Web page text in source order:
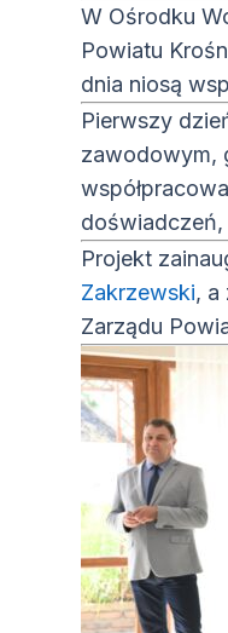
W Ośrodku
Powiatu
dnia niosą
Pierwszy
zawodowym,
doświadczeń,
Projekt
Zakrzewski, a
Zarządu